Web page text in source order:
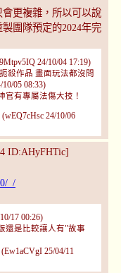
更複雜，所以可以說
團隊預定的2024年完
24/10/04 17:19)
殺作品 畫面玩法都沒問
05 08:33)
官有專屬法傷大技！
24/10/06
ID:AHyFHTic]
_/
17 00:26)
還是比較讓人有"故事
25/04/11